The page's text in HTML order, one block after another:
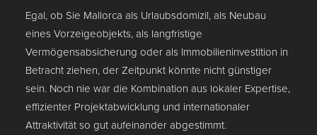
Egal, ob Sie Mallorca als Urlaubsdomizil, als Neubau
eines Vorzeigeobjekts, als langfristige
Vermögensabsicherung oder als Immobilieninvestition in
Betracht ziehen, der Zeitpunkt könnte nicht günstiger
sein. Noch nie war die Kombination aus lokaler Expertise,
effizienter Projektabwicklung und internationaler
Attraktivität so gut aufeinander abgestimmt.